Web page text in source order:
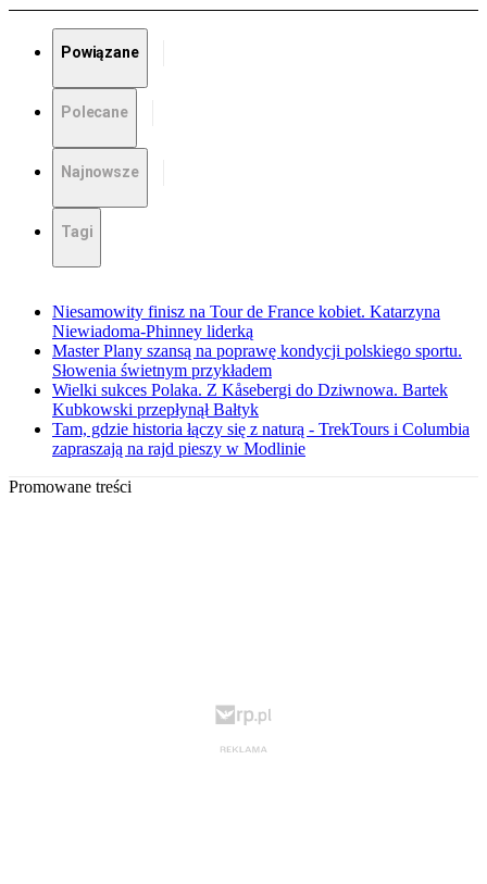
Powiązane
Polecane
Najnowsze
Tagi
Niesamowity finisz na Tour de France kobiet. Katarzyna
Niewiadoma-Phinney liderką
Master Plany szansą na poprawę kondycji polskiego sportu.
Słowenia świetnym przykładem
Wielki sukces Polaka. Z Kåsebergi do Dziwnowa. Bartek
Kubkowski przepłynął Bałtyk
Tam, gdzie historia łączy się z naturą - TrekTours i Columbia
zapraszają na rajd pieszy w Modlinie
Promowane treści